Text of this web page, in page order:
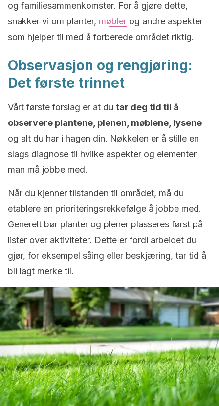
og familiesammenkomster. For å gjøre dette,
snakker vi om planter, møbler og andre aspekter
som hjelper til med å forberede området riktig.
Observasjon og rengjøring:
Det første trinnet
Vårt første forslag er at du tar deg tid til å
observere plantene, plenen, møblene, lysene
og alt du har i hagen din. Nøkkelen er å stille en
slags diagnose til hvilke aspekter og elementer
man må jobbe med.
Når du kjenner tilstanden til området, må du
etablere en prioriteringsrekkefølge å jobbe med.
Generelt bør planter og plener plasseres først på
lister over aktiviteter. Dette er fordi arbeidet du
gjør, for eksempel såing eller beskjæring, tar tid å
bli lagt merke til.